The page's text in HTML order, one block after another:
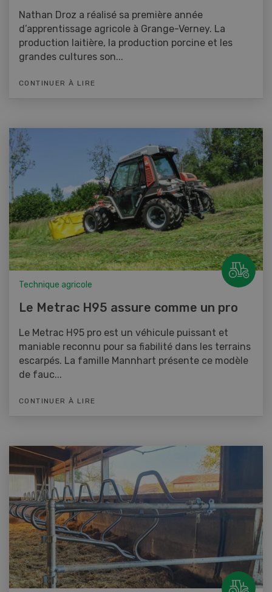
Nathan Droz a réalisé sa première année
d’apprentissage agricole à Grange-Verney. La
production laitière, la production porcine et les
grandes cultures son...
CONTINUER À LIRE
Technique agricole
Le Metrac H95 assure comme un pro
Le Metrac H95 pro est un véhicule puissant et
maniable reconnu pour sa fiabilité dans les terrains
escarpés. La famille Mannhart présente ce modèle
de fauc...
CONTINUER À LIRE